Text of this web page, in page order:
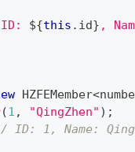
ID: ${this . id} ,
HZFEMember<
(1 , "QingZhen" ) ;
ID: 1, Name: